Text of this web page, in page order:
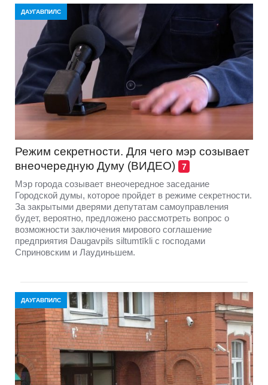
ДАУГАВПИЛС
Режим секретности. Для чего мэр созывает
внеочередную Думу (ВИДЕО)
7
Мэр города созывает внеочередное заседание
Городской думы, которое пройдет в режиме секретности.
За закрытыми дверями депутатам самоуправления
будет, вероятно, предложено рассмотреть вопрос о
возможности заключения мирового соглашение
предприятия Daugavpils siltumtīkli с господами
Сприновским и Лаудиньшем.
ДАУГАВПИЛС